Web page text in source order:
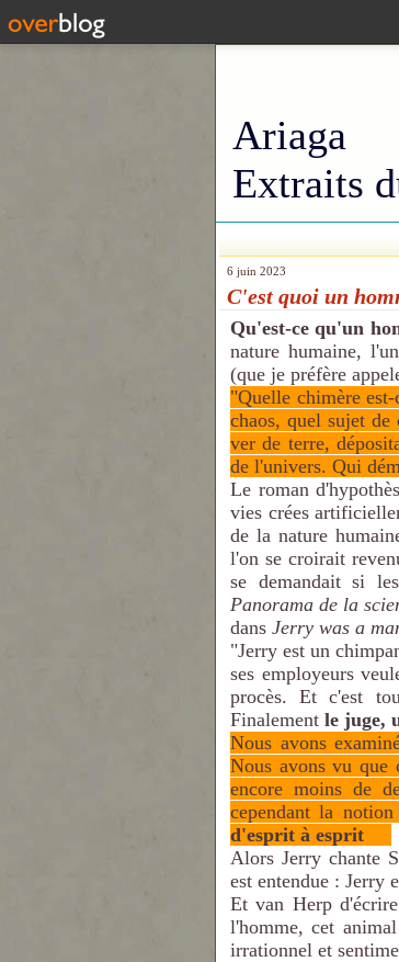
Ariaga
Extraits
6 juin 2023
C'est quoi un
Qu'est-ce qu'un
nature humaine,
(que je préfère
"Quelle chimère
chaos, quel sujet
ver de terre,
de l'univers. Qui
Le roman
vies crées
de la nature
l'on se croirait
se demandait si
Panorama de la
dans Jerry was a
"Jerry est un
ses employeurs
procès. Et c'est
Finalement le juge,
Nous avons
Nous avons vu que
encore moins de
cependant la
d'esprit à esprit
Alors Jerry chante
est entendue : Jerry
Et van Herp
l'homme, cet
irrationnel et